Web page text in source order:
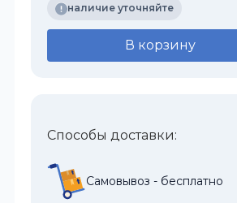
наличие уточняйте
В корзину
Способы доставки:
Самовывоз - бесплатно